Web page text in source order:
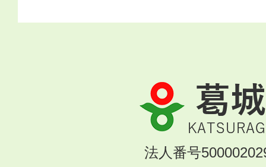
葛
城
市
KATSURAGI
法人番号